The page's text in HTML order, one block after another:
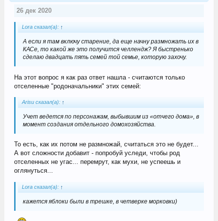
26 дек 2020
Lora сказал(а): ↑
А если я там включу старение, да еще начну размножать их в
КАСе, то какой же это получится челлендж? Я быстренько
сделаю двадцать пять семей той семье, которую захочу.
На этот вопрос я как раз ответ нашла - считаются только
отселенные "родоначальники" этих семей:
Arisu сказал(а): ↑
Учет ведется по персонажам, выбывшим из «отчего дома», в
момент создания отдельного домохозяйства.
То есть, как их потом не размножай, считаться это не будет...
А вот сложности добавит - попробуй уследи, чтобы род
отселенных не угас... перемрут, как мухи, не успеешь и
оглянуться...
Lora сказал(а): ↑
кажется яблоки были в трешке, в четверке морковки)